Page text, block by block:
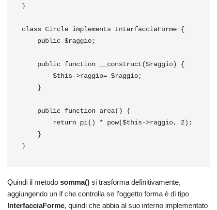
}
class Circle implements InterfacciaForme {
}
Quindi il metodo somma() si trasforma definitivamente,
aggiungendo un if che controlla se l’oggetto forma è di tipo
InterfacciaForme, quindi che abbia al suo interno implementato